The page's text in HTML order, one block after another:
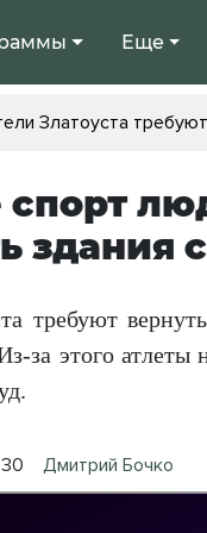
Еще
Златоуста
спорт
здания
требуют
за этого
Дмитрий Бочко